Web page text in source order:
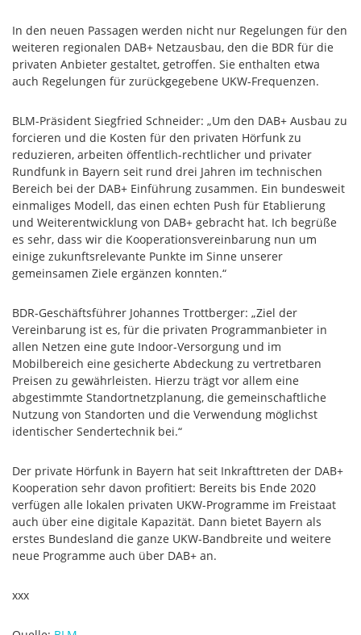
In den neuen Passagen werden nicht nur Regelungen für den
weiteren regionalen DAB+ Netzausbau, den die BDR für die
privaten Anbieter gestaltet, getroffen. Sie enthalten etwa
auch Regelungen für zurückgegebene UKW-Frequenzen.
BLM-Präsident Siegfried Schneider: „Um den DAB+ Ausbau zu
forcieren und die Kosten für den privaten Hörfunk zu
reduzieren, arbeiten öffentlich-rechtlicher und privater
Rundfunk in Bayern seit rund drei Jahren im technischen
Bereich bei der DAB+ Einführung zusammen. Ein bundesweit
einmaliges Modell, das einen echten Push für Etablierung
und Weiterentwicklung von DAB+ gebracht hat. Ich begrüße
es sehr, dass wir die Kooperationsvereinbarung nun um
einige zukunftsrelevante Punkte im Sinne unserer
gemeinsamen Ziele ergänzen konnten.“
BDR-Geschäftsführer Johannes Trottberger: „Ziel der
Vereinbarung ist es, für die privaten Programmanbieter in
allen Netzen eine gute Indoor-Versorgung und im
Mobilbereich eine gesicherte Abdeckung zu vertretbaren
Preisen zu gewährleisten. Hierzu trägt vor allem eine
abgestimmte Standortnetzplanung, die gemeinschaftliche
Nutzung von Standorten und die Verwendung möglichst
identischer Sendertechnik bei.“
Der private Hörfunk in Bayern hat seit Inkrafttreten der DAB+
Kooperation sehr davon profitiert: Bereits bis Ende 2020
verfügen alle lokalen privaten UKW-Programme im Freistaat
auch über eine digitale Kapazität. Dann bietet Bayern als
erstes Bundesland die ganze UKW-Bandbreite und weitere
neue Programme auch über DAB+ an.
xxx